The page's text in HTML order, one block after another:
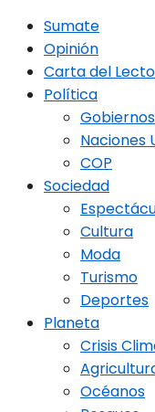
Sumate
Opinión
Carta del
Política
Gobiernos
Naciones
COP
Sociedad
Cultura
Moda
Turismo
Deportes
Planeta
Crisis
Océanos